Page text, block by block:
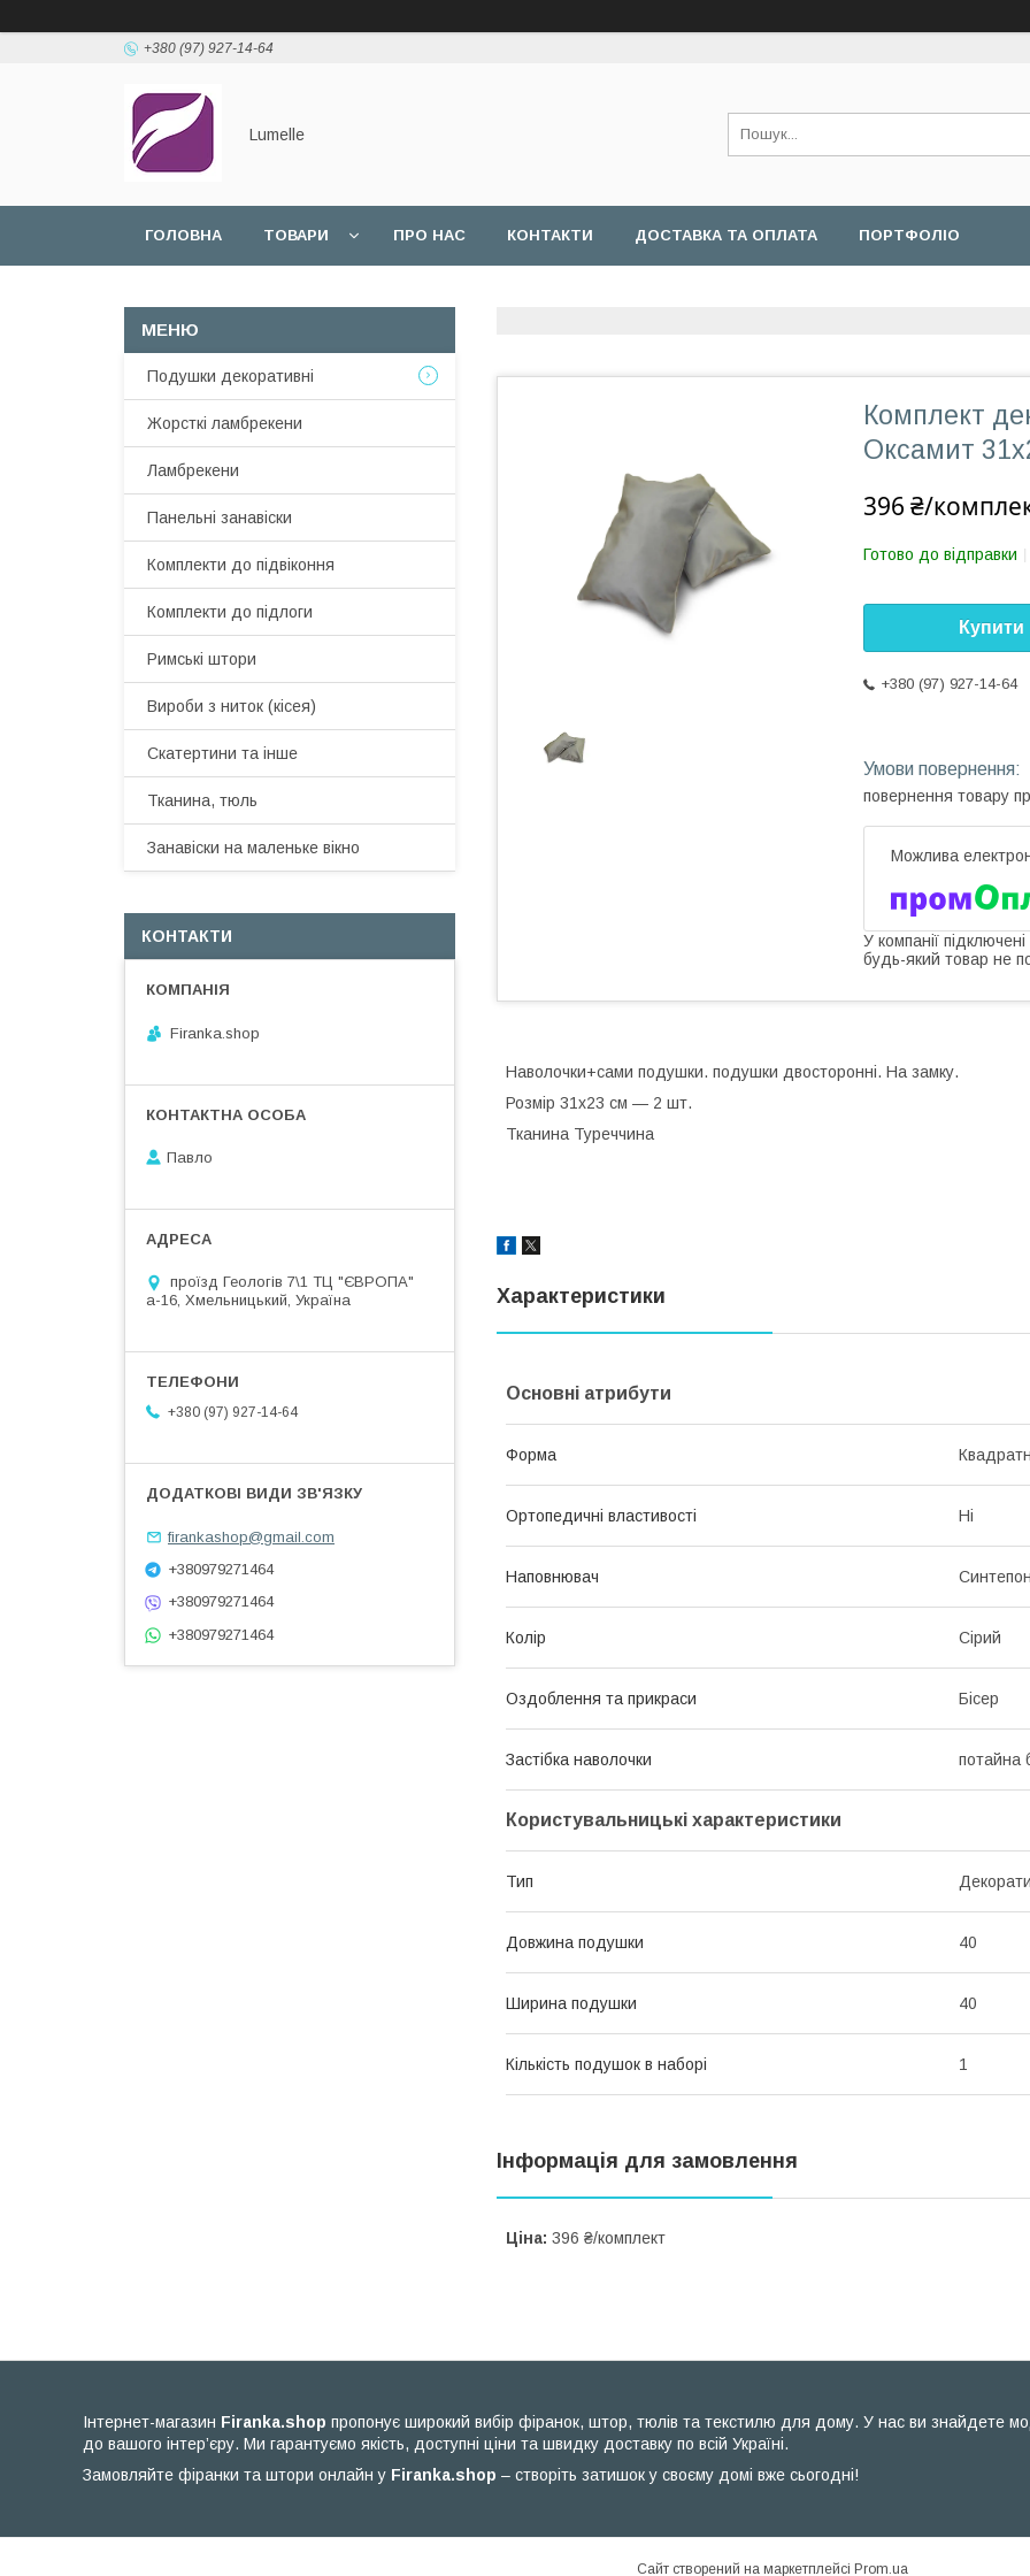
+380 (97) 927-14-64
Lumelle
ГОЛОВНА ТОВАРИ ПРО НАС КОНТАКТИ ДОСТАВКА ТА ОПЛАТА ПОРТФОЛІО
Комплект
Оксамит
396 ₴/
Готово до відправки
Купити
+380 (97) 927-14-64
повернення товару
У компанії
будь-який товар не
Наволочки+сами подушки. подушки двосторонні. На замку.
Розмір 31х23 см — 2 шт.
Тканина Туреччина
Характеристики
Основні атрибути
Форма
Ортопедичні властивості Ні
Наповнювач
Колір Сірий
Оздоблення та прикраси Бісер
Застібка наволочки потайна
Користувальницькі характеристики
Тип
Довжина подушки 40
Ширина подушки 40
Кількість подушок в наборі 1
Інформація для замовлення
Ціна: 396 ₴/комплект
Подушки декоративні
Жорсткі ламбрекени
Ламбрекени
Панельні занавіски
Комплекти до підвіконня
Комплекти до підлоги
Римські штори
Вироби з ниток (кісея)
Скатертини та інше
Тканина, тюль
Занавіски на маленьке вікно
КОНТАКТИ
Firanka.shop
Павло
проїзд Геологів 7\1 ТЦ "ЄВРОПА"
а-16, Хмельницький, Україна
+380 (97) 927-14-64
firankashop@gmail.com
+380979271464
+380979271464
+380979271464
Інтернет-магазин Firanka.shop пропонує широкий вибір фіранок, штор, тюлів та текстилю для дому. У нас ви знайдете
до вашого інтер’єру. Ми гарантуємо якість, доступні ціни та швидку доставку по всій Україні.
Замовляйте фіранки та штори онлайн у Firanka.shop – створіть затишок у своєму домі вже сьогодні!
Сайт створений на маркетплейсі Prom.ua